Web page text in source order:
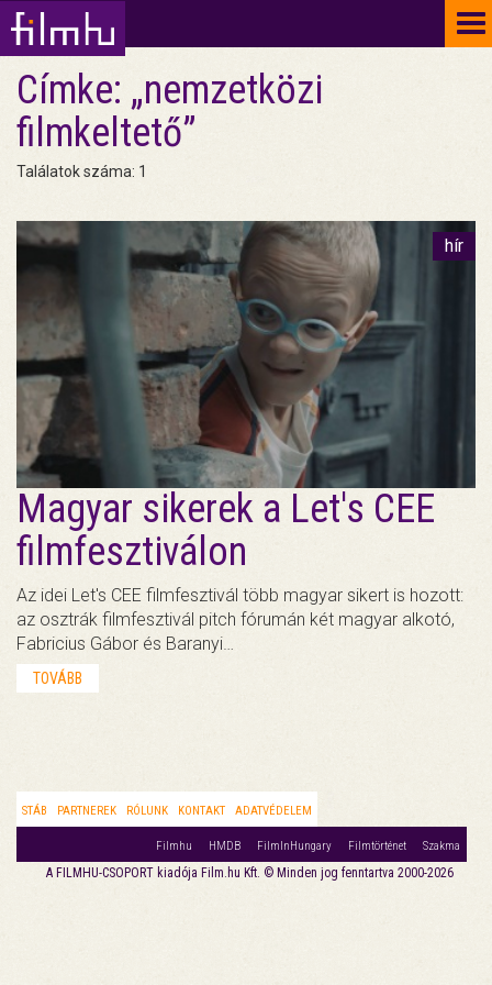
Címke: „nemzetközi
filmkeltető”
Találatok száma: 1
hír
Magyar sikerek a Let's CEE
filmfesztiválon
Az idei Let's CEE filmfesztivál több magyar sikert is hozott:
az osztrák filmfesztivál pitch fórumán két magyar alkotó,
Fabricius Gábor és Baranyi…
TOVÁBB
STÁB PARTNEREK RÓLUNK KONTAKT ADATVÉDELEM
Filmhu HMDB FilmInHungary Filmtörténet Szakma
A FILMHU-CSOPORT kiadója Film.hu Kft. © Minden jog fenntartva 2000-2026